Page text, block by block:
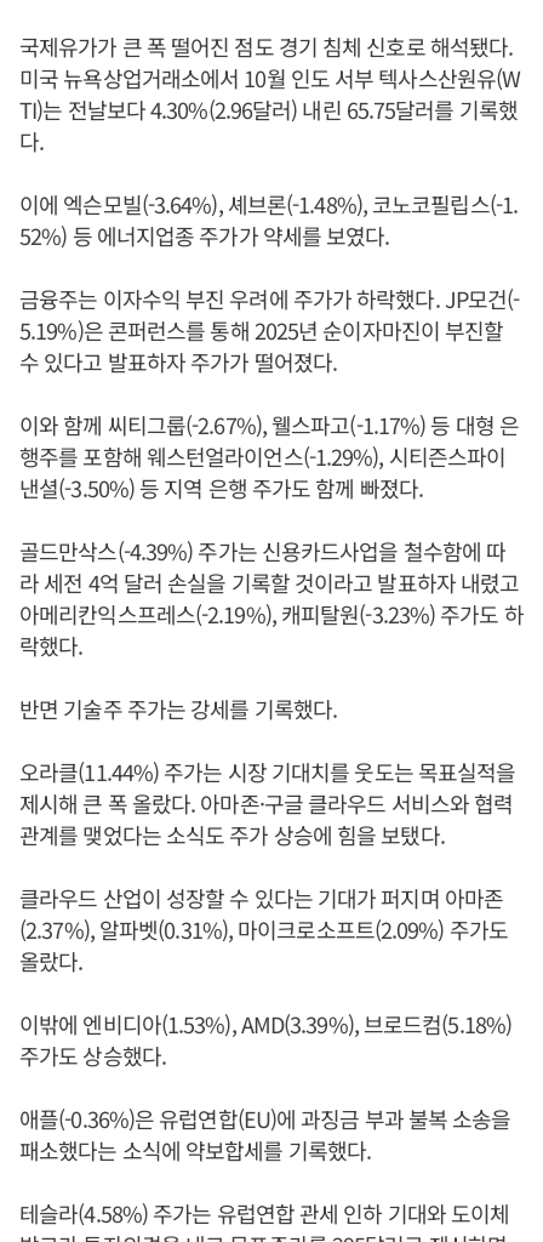
국제유가가 큰 폭 떨어진 점도 경기 침체 신호로 해석됐다.
미국 뉴욕상업거래소에서 10월 인도 서부 텍사스산원유(W
TI)는 전날보다 4.30%(2.96달러) 내린 65.75달러를 기록했
다.
이에 엑슨모빌(-3.64%), 셰브론(-1.48%), 코노코필립스(-1.
52%) 등 에너지업종 주가가 약세를 보였다.
금융주는 이자수익 부진 우려에 주가가 하락했다. JP모건(-
5.19%)은 콘퍼런스를 통해 2025년 순이자마진이 부진할
수 있다고 발표하자 주가가 떨어졌다.
이와 함께 씨티그룹(-2.67%), 웰스파고(-1.17%) 등 대형 은
행주를 포함해 웨스턴얼라이언스(-1.29%), 시티즌스파이
낸셜(-3.50%) 등 지역 은행 주가도 함께 빠졌다.
골드만삭스(-4.39%) 주가는 신용카드사업을 철수함에 따
라 세전 4억 달러 손실을 기록할 것이라고 발표하자 내렸고
아메리칸익스프레스(-2.19%), 캐피탈원(-3.23%) 주가도 하
락했다.
반면 기술주 주가는 강세를 기록했다.
오라클(11.44%) 주가는 시장 기대치를 웃도는 목표실적을
제시해 큰 폭 올랐다. 아마존·구글 클라우드 서비스와 협력
관계를 맺었다는 소식도 주가 상승에 힘을 보탰다.
클라우드 산업이 성장할 수 있다는 기대가 퍼지며 아마존
(2.37%), 알파벳(0.31%), 마이크로소프트(2.09%) 주가도
올랐다.
이밖에 엔비디아(1.53%), AMD(3.39%), 브로드컴(5.18%)
주가도 상승했다.
애플(-0.36%)은 유럽연합(EU)에 과징금 부과 불복 소송을
패소했다는 소식에 약보합세를 기록했다.
테슬라(4.58%) 주가는 유럽연합 관세 인하 기대와 도이체